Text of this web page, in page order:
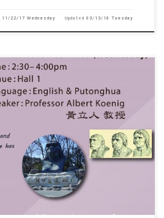
11/22/17 Wednesday Updated03/13/18 Tuesday